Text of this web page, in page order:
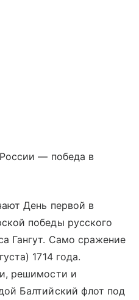
— победа в
День первой в
победы русского
Гангут. Само сражение
1714 года.
решимости и
Балтийский флот под